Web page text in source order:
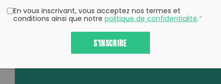
COLLECTE DE DÉCHETS
En vous inscrivant, vous acceptez nos termes et
conditions ainsi que notre politique de confidentialité.*
S'INSCRIRE